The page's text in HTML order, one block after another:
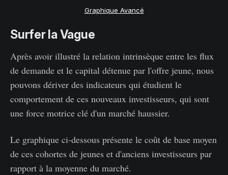
Graphique Avancé
Surfer la Vague
Après avoir illustré la relation intrinsèque entre les flux
de demande et le capital détenue par l'offre jeune, nous
pouvons dériver des indicateurs qui étudient le
comportement de ces nouveaux investisseurs, qui sont
une force motrice clé d'un marché haussier.
Le graphique ci-dessous présente le coût de base moyen
de ces cohortes de jeunes et d'anciens investisseurs par
rapport à la moyenne du marché.